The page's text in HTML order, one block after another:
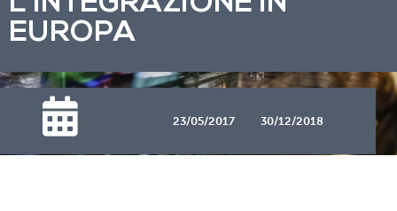
EUROPA
23/05/2017 30/12/2018